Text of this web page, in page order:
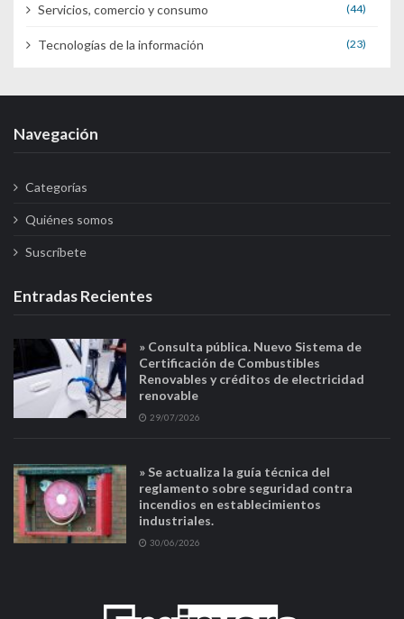
Servicios, comercio y consumo (44)
Tecnologías de la información (23)
Navegación
Categorías
Quiénes somos
Suscríbete
Entradas Recientes
» Consulta pública. Nuevo Sistema de
Certificación de Combustibles
Renovables y créditos de electricidad
renovable
29/07/2026
» Se actualiza la guía técnica del
reglamento sobre seguridad contra
incendios en establecimientos
industriales.
30/06/2026